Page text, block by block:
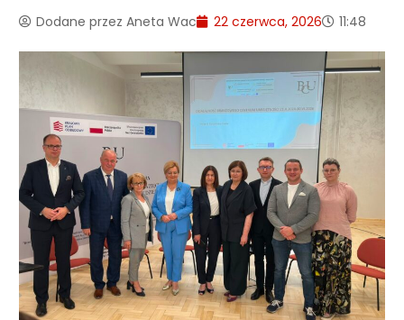
Dodane przez Aneta Wac 22 czerwca, 2026 11:48